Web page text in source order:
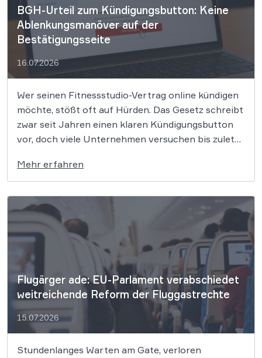
BGH-Urteil zum Kündigungsbutton: Keine
Ablenkungsmanöver auf der
Bestätigungsseite
16.07.2026
Wer seinen Fitnessstudio-Vertrag online kündigen
möchte, stößt oft auf Hürden. Das Gesetz schreibt
zwar seit Jahren einen klaren Kündigungsbutton
vor, doch viele Unternehmen versuchen bis zuletzt,
umzustimmen. Der Bundesgerichtshof hat dieser
Praxis nun einen Riegel vorgeschoben und
entschieden, dass die gesetzliche
Bestätigungsseite frei von Kündigungsalternativen
Mehr erfahren
Flugärger ade: EU-Parlament verabschiedet
weitreichende Reform der Fluggastrechte
15.07.2026
Stundenlanges Warten am Gate, verloren